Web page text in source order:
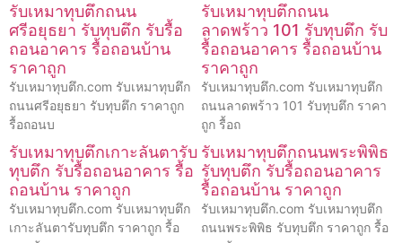
รับเหมาทุบตึกถนน
ศรีอยุธยา รับทุบตึก รับรื้อ
ถอนอาคาร รื้อถอนบ้าน
ราคาถูก
รับเหมาทุบตึก.com รับเหมาทุบตึก
ถนนศรีอยุธยา รับทุบตึก ราคาถูก
รื้อถอนบ
รับเหมาทุบตึกถนน
ลาดพร้าว 101 รับทุบตึก รับ
รื้อถอนอาคาร รื้อถอนบ้าน
ราคาถูก
รับเหมาทุบตึก.com รับเหมาทุบตึก
ถนนลาดพร้าว 101 รับทุบตึก ราคา
ถูก รื้อถ
รับเหมาทุบตึกเกาะลันตารับ
ทุบตึก รับรื้อถอนอาคาร รื้อ
ถอนบ้าน ราคาถูก
รับเหมาทุบตึก.com รับเหมาทุบตึก
เกาะลันตารับทุบตึก ราคาถูก รื้อ
รับเหมาทุบตึกถนนพระพิพิธ
รับทุบตึก รับรื้อถอนอาคาร
รื้อถอนบ้าน ราคาถูก
รับเหมาทุบตึก.com รับเหมาทุบตึก
ถนนพระพิพิธ รับทุบตึก ราคาถูก รื้อ